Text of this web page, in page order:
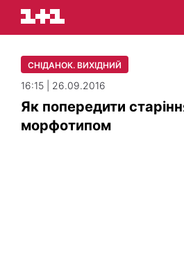
СНІДАНОК. ВИХІДНИЙ
16:15 | 26.09.2016
Як попередити
морфотипом